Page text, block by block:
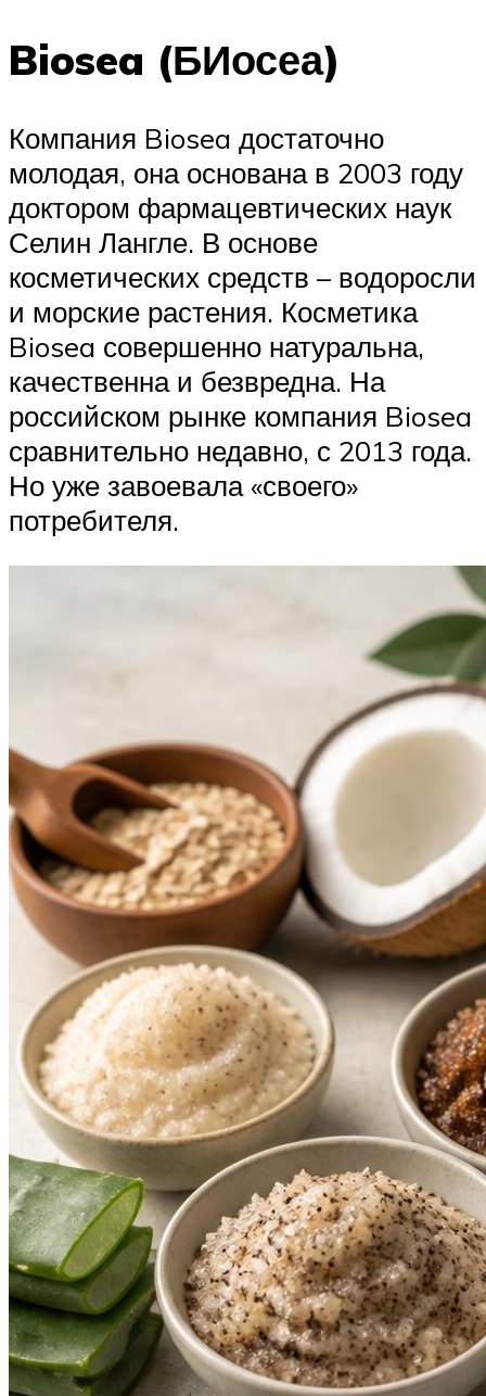
Biosea (БИосеа)
Компания Biosea достаточно
молодая, она основана в 2003 году
доктором фармацевтических наук
Селин Лангле. В основе
косметических средств – водоросли
и морские растения. Косметика
Biosea совершенно натуральна,
качественна и безвредна. На
российском рынке компания Biosea
сравнительно недавно, с 2013 года.
Но уже завоевала «своего»
потребителя.